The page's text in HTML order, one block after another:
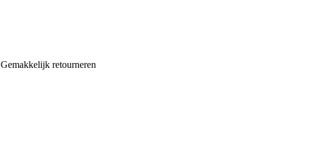
Gemakkelijk retourneren